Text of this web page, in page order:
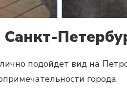
подойдет вид на
города.